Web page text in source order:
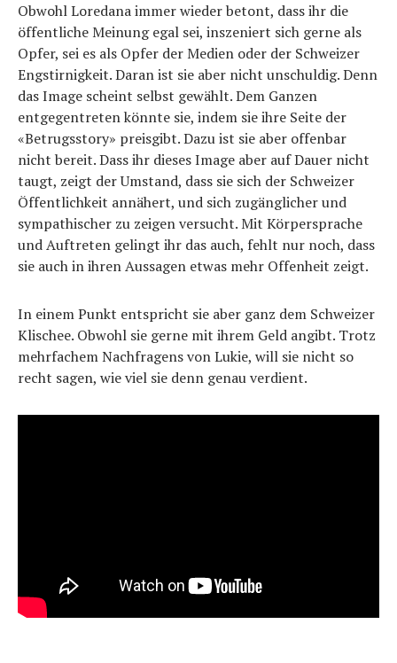
Obwohl Loredana immer wieder betont, dass ihr die
öffentliche Meinung egal sei, inszeniert sich gerne als
Opfer, sei es als Opfer der Medien oder der Schweizer
Engstirnigkeit. Daran ist sie aber nicht unschuldig. Denn
das Image scheint selbst gewählt. Dem Ganzen
entgegentreten könnte sie, indem sie ihre Seite der
«Betrugsstory» preisgibt. Dazu ist sie aber offenbar
nicht bereit. Dass ihr dieses Image aber auf Dauer nicht
taugt, zeigt der Umstand, dass sie sich der Schweizer
Öffentlichkeit annähert, und sich zugänglicher und
sympathischer zu zeigen versucht. Mit Körpersprache
und Auftreten gelingt ihr das auch, fehlt nur noch, dass
sie auch in ihren Aussagen etwas mehr Offenheit zeigt.
In einem Punkt entspricht sie aber ganz dem Schweizer
Klischee. Obwohl sie gerne mit ihrem Geld angibt. Trotz
mehrfachem Nachfragens von Lukie, will sie nicht so
recht sagen, wie viel sie denn genau verdient.